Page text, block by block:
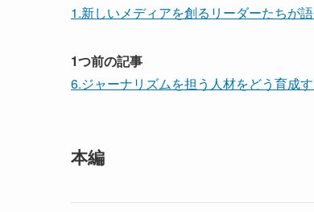
1.新しいメディアを創るリーダーたちが
1つ前の記事
6.ジャーナリズムを担う人材をどう育成
本編